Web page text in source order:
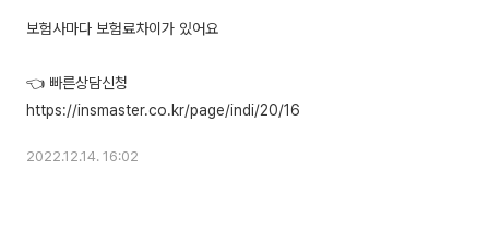
보험사마다 보험료차이가 있어요
👈 빠른상담신청
2022.12.14. 16:02